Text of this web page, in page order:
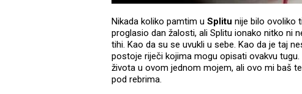
Nikada koliko pamtim u Splitu nije bilo ovoliko
proglasio dan žalosti, ali Splitu ionako nitko ni
tihi. Kao da su se uvukli u sebe. Kao da je taj
postoje riječi kojima mogu opisati ovakvu
života u ovom jednom mojem, ali ovo mi baš
pod rebrima.